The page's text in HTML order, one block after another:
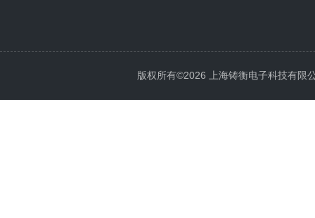
版权所有©2026 上海铸衡电子科技有